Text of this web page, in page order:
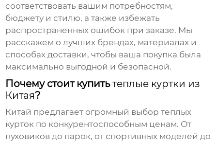
соответствовать вашим потребностям,
бюджету и стилю, а также избежать
распространенных ошибок при заказе. Мы
расскажем о лучших брендах, материалах и
способах доставки, чтобы ваша покупка была
максимально выгодной и безопасной.
Почему стоит купитьтеплые куртки из
Китая?
Китай предлагает огромный выбортеплых
курток по конкурентоспособным ценам. От
пуховиков до парок, от спортивных моделей до